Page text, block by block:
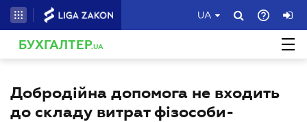
UA
БУХГАЛТЕР.UA
Добродійна допомога не входить
до складу витрат фізособи-